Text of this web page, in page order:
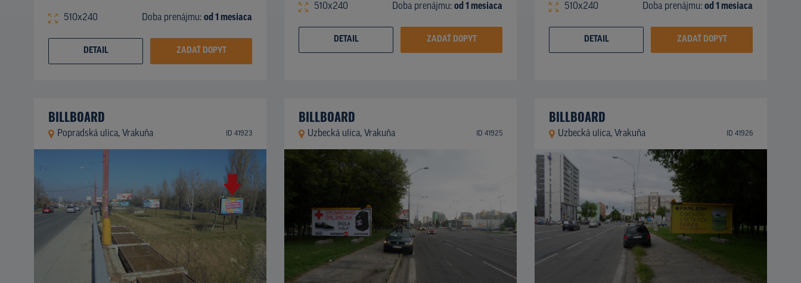
510x240 Doba prenájmu: od 1 mesiaca
DETAIL ZADAŤ DOPYT
510x240 Doba prenájmu: od 1 mesiaca
DETAIL ZADAŤ DOPYT
510x240 Doba prenájmu: od 1 mesiaca
DETAIL ZADAŤ DOPYT
BILLBOARD
Popradská ulica, Vrakuňa ID 41923
BILLBOARD
Uzbecká ulica, Vrakuňa ID 41925
BILLBOARD
Uzbecká ulica, Vrakuňa ID 41926